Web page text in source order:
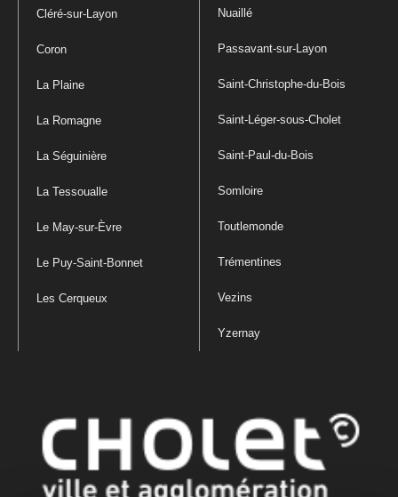
Cléré-sur-Layon
Coron
La Plaine
La Romagne
La Séguinière
La Tessoualle
Le May-sur-Èvre
Le Puy-Saint-Bonnet
Les Cerqueux
Nuaillé
Passavant-sur-Layon
Saint-Christophe-du-Bois
Saint-Léger-sous-Cholet
Saint-Paul-du-Bois
Somloire
Toutlemonde
Trémentines
Vezins
Yzernay